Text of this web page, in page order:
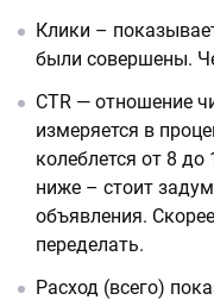
Клики –
были совершены.
CTR — отношение
измеряется в
колеблется от 8
ниже – стоит
объявления.
переделать.
Расход (всего)